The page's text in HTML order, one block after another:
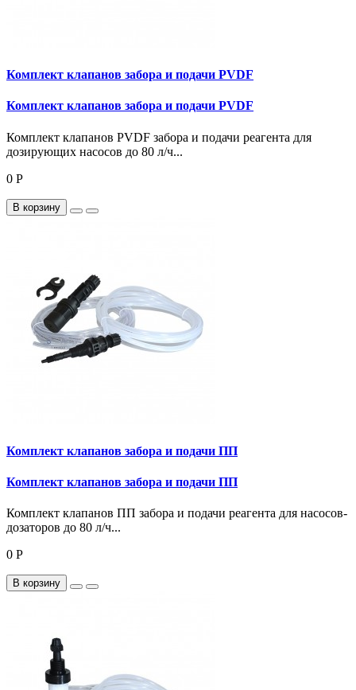
Комплект клапанов забора и подачи PVDF
Комплект клапанов забора и подачи PVDF
Комплект клапанов PVDF забора и подачи реагента для
дозирующих насосов до 80 л/ч...
0 Р
В корзину
Комплект клапанов забора и подачи ПП
Комплект клапанов забора и подачи ПП
Комплект клапанов ПП забора и подачи реагента для насосов-
дозаторов до 80 л/ч...
0 Р
В корзину